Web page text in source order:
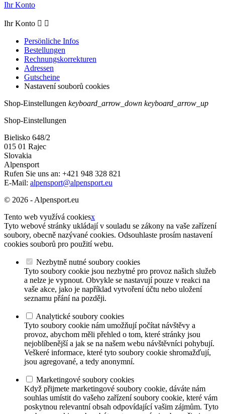
Ihr Konto
Ihr Konto  
Persönliche Infos
Bestellungen
Rechnungskorrekturen
Adressen
Gutscheine
Nastavení souborů cookies
Shop-Einstellungen keyboard_arrow_down keyboard_arrow_up
Shop-Einstellungen
Bielisko 648/2
015 01 Rajec
Slovakia
Alpensport
Rufen Sie uns an: +421 948 328 821
E-Mail: alpensport@alpensport.eu
© 2026 - Alpensport.eu
Tento web využívá cookiesx
Tyto webové stránky ukládají v souladu se zákony na vaše zařízení
soubory, obecně nazývané cookies. Odsouhlaste prosím nastavení
cookies souborů pro použití webu.
Nezbytně nutné soubory cookies
Tyto soubory cookie jsou nezbytné pro provoz našich služeb
a nelze je vypnout. Obvykle se nastavují pouze v reakci na
vaše akce, jako je například vytvoření účtu nebo uložení
seznamu přání na později.
Analytické soubory cookies
Tyto soubory cookie nám umožňují počítat návštěvy a
provoz, abychom měli přehled o tom, které stránky jsou
nejoblíbenější a jak se na našem webu návštěvníci pohybují.
Veškeré informace, které tyto soubory cookie shromažďují,
jsou agregované, a tedy anonymní.
Marketingové soubory cookies
Když přijmete marketingové soubory cookie, dáváte nám
souhlas umístit do vašeho zařízení soubory cookie, které vám
poskytnou relevantní obsah odpovídající vašim zájmům. Tyto